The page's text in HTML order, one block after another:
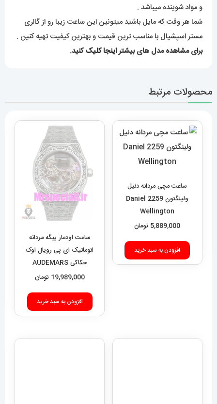
و مواد شوینده میباشد .
شما هر وقت که مایل باشید میتونین این ساعت زیبا رو از گالری
مستر اسپشیال با مناسب ترین قیمت و بهترین کیفیت تهیه کنین .
برای مشاهده مدل های بیشتراینجا کلیککنید.
محصولات مرتبط
ساعت مچی مردانه دنیل
ولینگتون 2259 Daniel
Wellington
5,889,000 تومان
افزودن به سبد خرید
ساعت اودمار پیگه مردانه
اتوماتیک ای پی رویال اوک
حکاکی AUDEMARS
PIGUET ROYAL Oak
19,989,000 تومان
افزودن به سبد خرید